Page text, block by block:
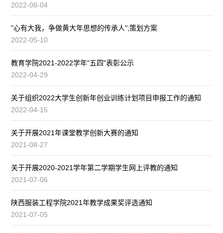
2022-08-04
"心有大我，争做黄大年思想的传承人";策划方案
2022-05-10
教育学院2021-2022学年"五四"表彰公示
2022-04-29
关于组织2022大学生创新年创业训练计划项目申报工作的通知
2022-04-15
关于开展2021年课堂教学创新大赛的通知
2021-08-27
关于开展2020-2021学年第二学期学生网上评教的通知
2021-07-06
陕西服装工程学院2021年教学成果奖评选通知
2021-07-05